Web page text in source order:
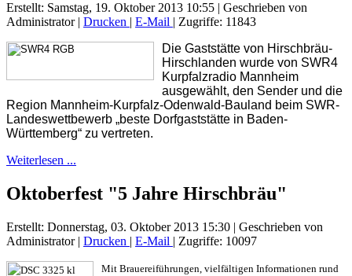
Erstellt: Samstag, 19. Oktober 2013 10:55 | Geschrieben von
Administrator| Drucken | E-Mail | Zugriffe: 11843
Die Gaststätte von Hirschbräu-
Hirschlanden wurde von SWR4
Kurpfalzradio Mannheim
ausgewählt, den Sender und die
Region Mannheim-Kurpfalz-Odenwald-Bauland beim SWR-
Landeswettbewerb „beste Dorfgaststätte in Baden-
Württemberg“ zu vertreten.
Weiterlesen ...
Oktoberfest "5 Jahre Hirschbräu"
Erstellt: Donnerstag, 03. Oktober 2013 15:30 | Geschrieben von
Administrator| Drucken | E-Mail | Zugriffe: 10097
Mit Brauereiführungen, vielfältigen Informationen rund